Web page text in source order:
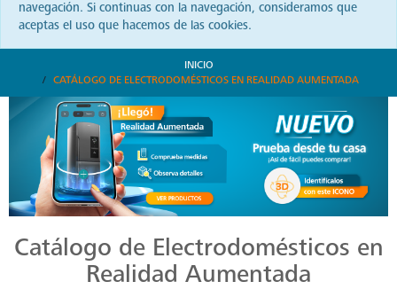
navegación. Si continuas con la navegación, consideramos que
aceptas el uso que hacemos de las cookies.
INICIO
CATÁLOGO DE ELECTRODOMÉSTICOS EN REALIDAD AUMENTADA
Catálogo de Electrodomésticos en
Realidad Aumentada